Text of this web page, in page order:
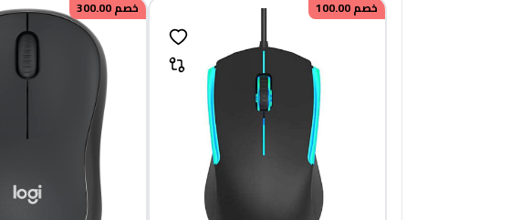
خصم100.00 خصم300.00